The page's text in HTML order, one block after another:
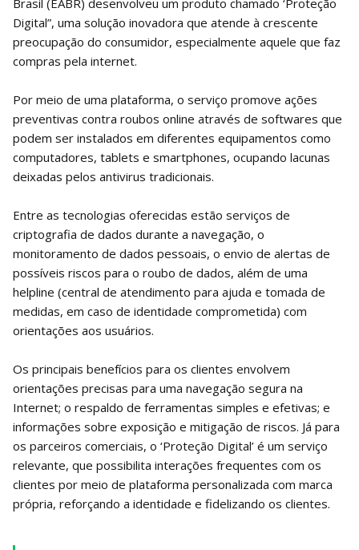
Digital”, uma solução inovadora que atende à crescente
preocupação do consumidor, especialmente aquele que faz
compras pela internet.
Por meio de uma plataforma, o serviço promove ações
preventivas contra roubos online através de softwares que
podem ser instalados em diferentes equipamentos como
computadores, tablets e smartphones, ocupando lacunas
deixadas pelos antivirus tradicionais.
Entre as tecnologias oferecidas estão serviços de
criptografia de dados durante a navegação, o
monitoramento de dados pessoais, o envio de alertas de
possíveis riscos para o roubo de dados, além de uma
helpline (central de atendimento para ajuda e tomada de
medidas, em caso de identidade comprometida) com
orientações aos usuários.
Os principais benefícios para os clientes envolvem
orientações precisas para uma navegação segura na
Internet; o respaldo de ferramentas simples e efetivas; e
informações sobre exposição e mitigação de riscos. Já para
os parceiros comerciais, o ‘Proteção Digital’ é um serviço
relevante, que possibilita interações frequentes com os
clientes por meio de plataforma personalizada com marca
própria, reforçando a identidade e fidelizando os clientes.